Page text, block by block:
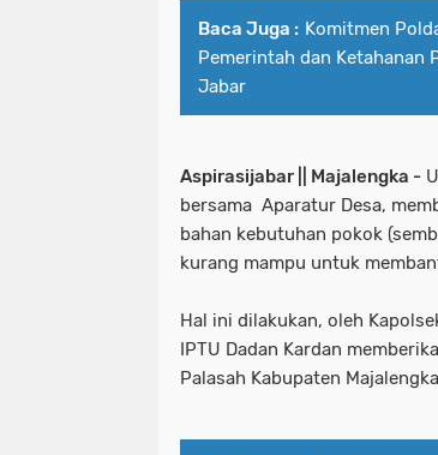
Baca Juga : Komitmen
Pemerintah dan Ketahanan
Jabar
Aspirasijabar || Majalengka -
bersama Aparatur Desa,
bahan kebutuhan pokok
kurang mampu untuk
Hal ini dilakukan, oleh
IPTU Dadan Kardan
Palasah Kabupaten